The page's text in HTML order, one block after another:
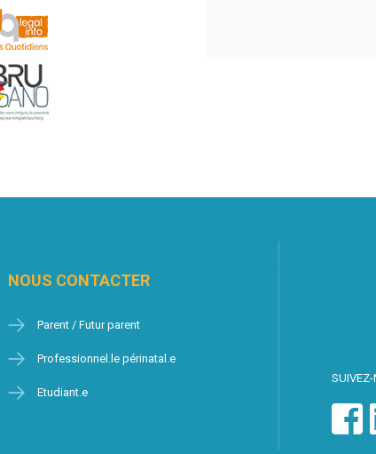
NOUS CONTACTER
Parent / Futur parent
Professionnel.le périnatal.e
Etudiant.e
SUIVEZ-